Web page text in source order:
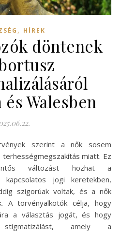
, HÍREK
döntenek
Walesben
miatt. Ez
változást hozhat a
kapcsolatos jogi keretekben,
szigorúak voltak, és a nők
A törvényalkotók célja, hogy
a választás jogát, és hogy
amely a